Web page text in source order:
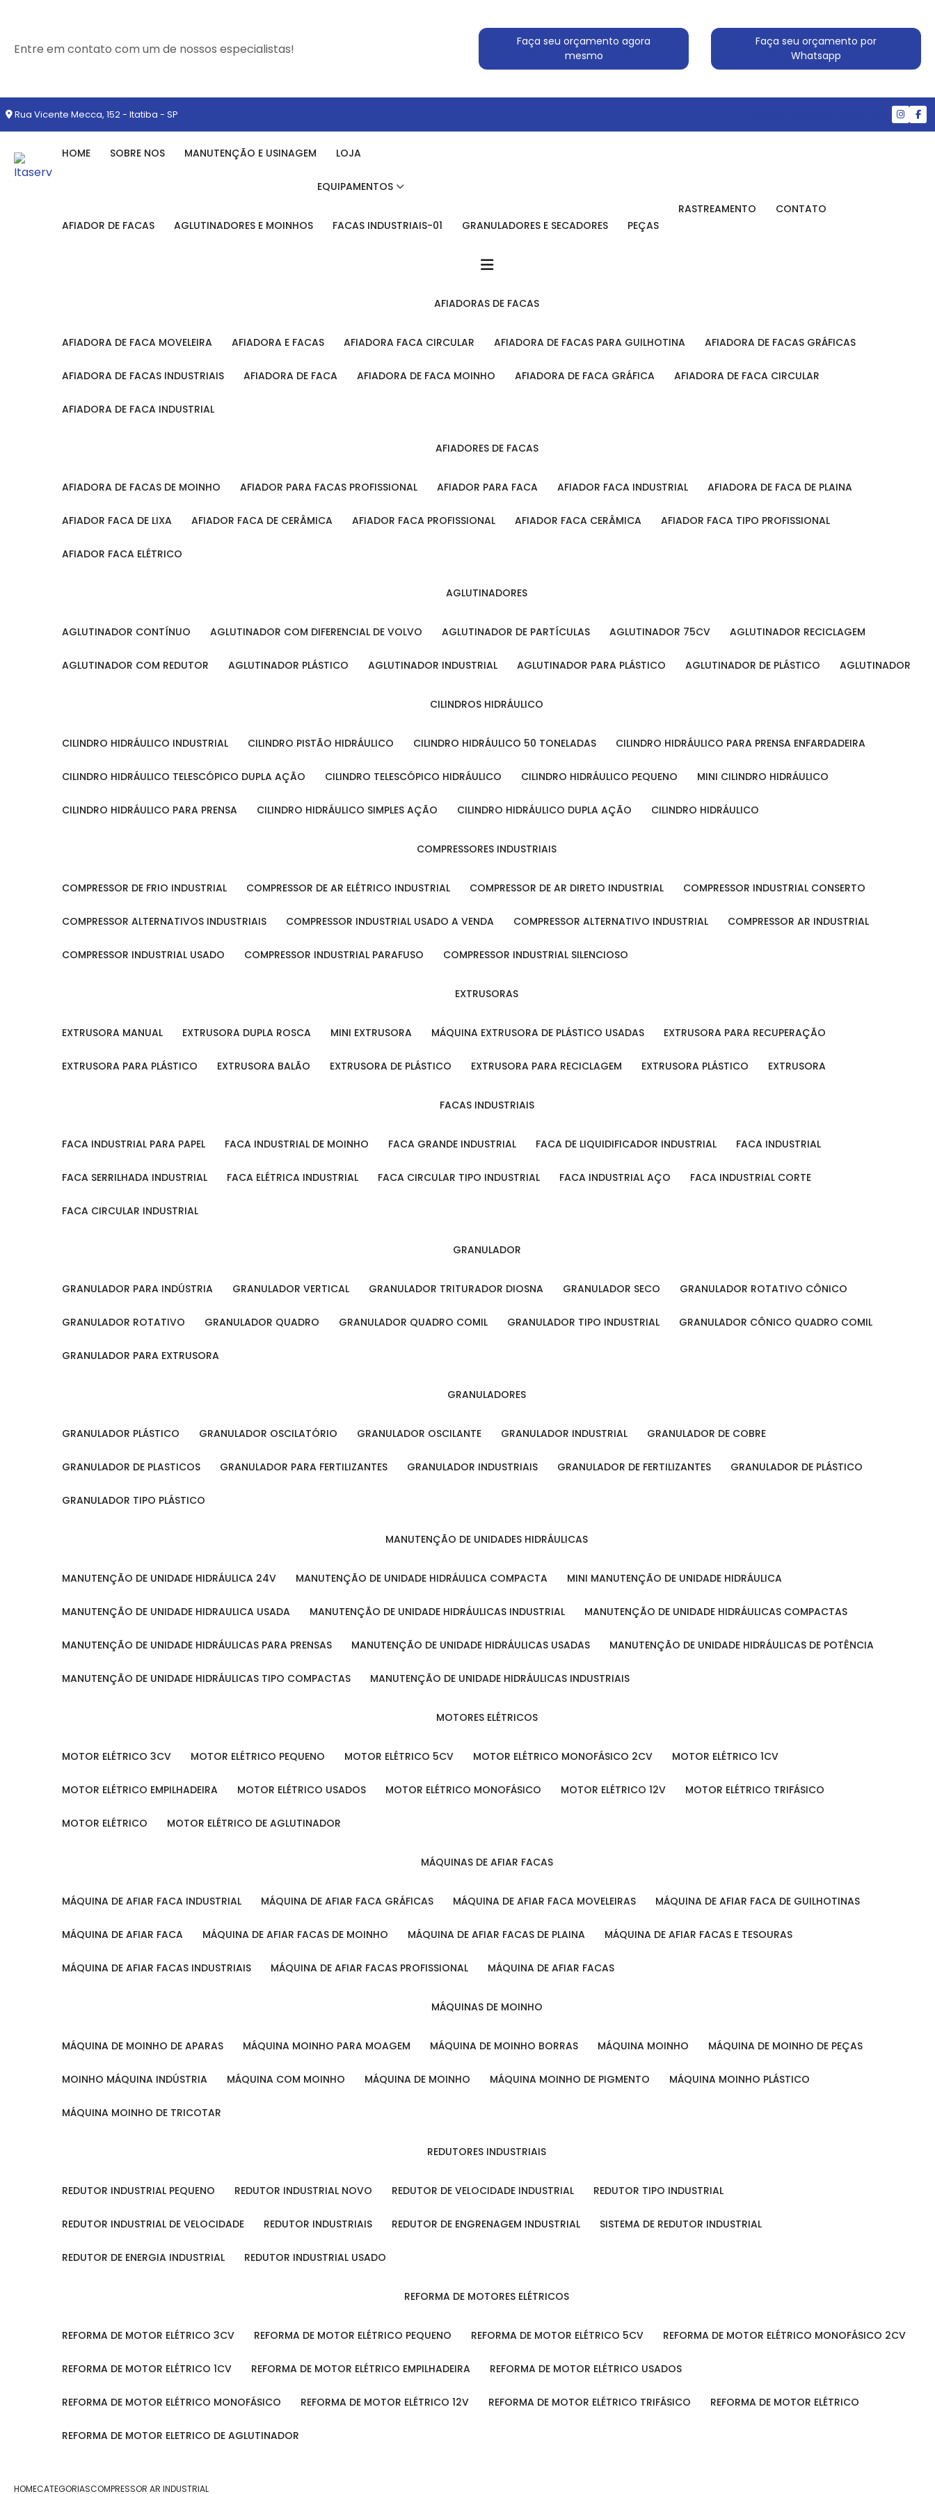
Entre em contato com um de nossos especialistas!
Faça seu orçamento agora
mesmo
Faça seu orçamento por
Whatsapp
Rua Vicente Mecca, 152 - Itatiba - SP
HOME SOBRE NOS MANUTENÇÃO E USINAGEM LOJA
EQUIPAMENTOS
AFIADOR DE FACAS AGLUTINADORES E MOINHOS FACAS INDUSTRIAIS-01 GRANULADORES E SECADORES PEÇAS
RASTREAMENTO CONTATO
AFIADORAS DE FACAS
AFIADORA DE FACA MOVELEIRA AFIADORA E FACAS AFIADORA FACA CIRCULAR AFIADORA DE FACAS PARA GUILHOTINA AFIADORA DE FACAS GRÁFICAS
AFIADORA DE FACAS INDUSTRIAIS AFIADORA DE FACA AFIADORA DE FACA MOINHO AFIADORA DE FACA GRÁFICA AFIADORA DE FACA CIRCULAR
AFIADORA DE FACA INDUSTRIAL
AFIADORES DE FACAS
AFIADORA DE FACAS DE MOINHO AFIADOR PARA FACAS PROFISSIONAL AFIADOR PARA FACA AFIADOR FACA INDUSTRIAL AFIADORA DE FACA DE PLAINA
AFIADOR FACA DE LIXA AFIADOR FACA DE CERÂMICA AFIADOR FACA PROFISSIONAL AFIADOR FACA CERÂMICA AFIADOR FACA TIPO PROFISSIONAL
AFIADOR FACA ELÉTRICO
AGLUTINADORES
AGLUTINADOR CONTÍNUO AGLUTINADOR COM DIFERENCIAL DE VOLVO AGLUTINADOR DE PARTÍCULAS AGLUTINADOR 75CV AGLUTINADOR RECICLAGEM
AGLUTINADOR COM REDUTOR AGLUTINADOR PLÁSTICO AGLUTINADOR INDUSTRIAL AGLUTINADOR PARA PLÁSTICO AGLUTINADOR DE PLÁSTICO AGLUTINADOR
CILINDROS HIDRÁULICO
CILINDRO HIDRÁULICO INDUSTRIAL CILINDRO PISTÃO HIDRÁULICO CILINDRO HIDRÁULICO 50 TONELADAS CILINDRO HIDRÁULICO PARA PRENSA ENFARDADEIRA
CILINDRO HIDRÁULICO TELESCÓPICO DUPLA AÇÃO CILINDRO TELESCÓPICO HIDRÁULICO CILINDRO HIDRÁULICO PEQUENO MINI CILINDRO HIDRÁULICO
CILINDRO HIDRÁULICO PARA PRENSA CILINDRO HIDRÁULICO SIMPLES AÇÃO CILINDRO HIDRÁULICO DUPLA AÇÃO CILINDRO HIDRÁULICO
COMPRESSORES INDUSTRIAIS
COMPRESSOR DE FRIO INDUSTRIAL COMPRESSOR DE AR ELÉTRICO INDUSTRIAL COMPRESSOR DE AR DIRETO INDUSTRIAL COMPRESSOR INDUSTRIAL CONSERTO
COMPRESSOR ALTERNATIVOS INDUSTRIAIS COMPRESSOR INDUSTRIAL USADO A VENDA COMPRESSOR ALTERNATIVO INDUSTRIAL COMPRESSOR AR INDUSTRIAL
COMPRESSOR INDUSTRIAL USADO COMPRESSOR INDUSTRIAL PARAFUSO COMPRESSOR INDUSTRIAL SILENCIOSO
EXTRUSORAS
EXTRUSORA MANUAL EXTRUSORA DUPLA ROSCA MINI EXTRUSORA MÁQUINA EXTRUSORA DE PLÁSTICO USADAS EXTRUSORA PARA RECUPERAÇÃO
EXTRUSORA PARA PLÁSTICO EXTRUSORA BALÃO EXTRUSORA DE PLÁSTICO EXTRUSORA PARA RECICLAGEM EXTRUSORA PLÁSTICO EXTRUSORA
FACAS INDUSTRIAIS
FACA INDUSTRIAL PARA PAPEL FACA INDUSTRIAL DE MOINHO FACA GRANDE INDUSTRIAL FACA DE LIQUIDIFICADOR INDUSTRIAL FACA INDUSTRIAL
FACA SERRILHADA INDUSTRIAL FACA ELÉTRICA INDUSTRIAL FACA CIRCULAR TIPO INDUSTRIAL FACA INDUSTRIAL AÇO FACA INDUSTRIAL CORTE
FACA CIRCULAR INDUSTRIAL
GRANULADOR
GRANULADOR PARA INDÚSTRIA GRANULADOR VERTICAL GRANULADOR TRITURADOR DIOSNA GRANULADOR SECO GRANULADOR ROTATIVO CÔNICO
GRANULADOR ROTATIVO GRANULADOR QUADRO GRANULADOR QUADRO COMIL GRANULADOR TIPO INDUSTRIAL GRANULADOR CÔNICO QUADRO COMIL
GRANULADOR PARA EXTRUSORA
GRANULADORES
GRANULADOR PLÁSTICO GRANULADOR OSCILATÓRIO GRANULADOR OSCILANTE GRANULADOR INDUSTRIAL GRANULADOR DE COBRE
GRANULADOR DE PLASTICOS GRANULADOR PARA FERTILIZANTES GRANULADOR INDUSTRIAIS GRANULADOR DE FERTILIZANTES GRANULADOR DE PLÁSTICO
GRANULADOR TIPO PLÁSTICO
MANUTENÇÃO DE UNIDADES HIDRÁULICAS
MANUTENÇÃO DE UNIDADE HIDRÁULICA 24V MANUTENÇÃO DE UNIDADE HIDRÁULICA COMPACTA MINI MANUTENÇÃO DE UNIDADE HIDRÁULICA
MANUTENÇÃO DE UNIDADE HIDRAULICA USADA MANUTENÇÃO DE UNIDADE HIDRÁULICAS INDUSTRIAL MANUTENÇÃO DE UNIDADE HIDRÁULICAS COMPACTAS
MANUTENÇÃO DE UNIDADE HIDRÁULICAS PARA PRENSAS MANUTENÇÃO DE UNIDADE HIDRÁULICAS USADAS MANUTENÇÃO DE UNIDADE HIDRÁULICAS DE POTÊNCIA
MANUTENÇÃO DE UNIDADE HIDRÁULICAS TIPO COMPACTAS MANUTENÇÃO DE UNIDADE HIDRÁULICAS INDUSTRIAIS
MOTORES ELÉTRICOS
MOTOR ELÉTRICO 3CV MOTOR ELÉTRICO PEQUENO MOTOR ELÉTRICO 5CV MOTOR ELÉTRICO MONOFÁSICO 2CV MOTOR ELÉTRICO 1CV
MOTOR ELÉTRICO EMPILHADEIRA MOTOR ELÉTRICO USADOS MOTOR ELÉTRICO MONOFÁSICO MOTOR ELÉTRICO 12V MOTOR ELÉTRICO TRIFÁSICO
MOTOR ELÉTRICO MOTOR ELÉTRICO DE AGLUTINADOR
MÁQUINAS DE AFIAR FACAS
MÁQUINA DE AFIAR FACA INDUSTRIAL MÁQUINA DE AFIAR FACA GRÁFICAS MÁQUINA DE AFIAR FACA MOVELEIRAS MÁQUINA DE AFIAR FACA DE GUILHOTINAS
MÁQUINA DE AFIAR FACA MÁQUINA DE AFIAR FACAS DE MOINHO MÁQUINA DE AFIAR FACAS DE PLAINA MÁQUINA DE AFIAR FACAS E TESOURAS
MÁQUINA DE AFIAR FACAS INDUSTRIAIS MÁQUINA DE AFIAR FACAS PROFISSIONAL MÁQUINA DE AFIAR FACAS
MÁQUINAS DE MOINHO
MÁQUINA DE MOINHO DE APARAS MÁQUINA MOINHO PARA MOAGEM MÁQUINA DE MOINHO BORRAS MÁQUINA MOINHO MÁQUINA DE MOINHO DE PEÇAS
MOINHO MÁQUINA INDÚSTRIA MÁQUINA COM MOINHO MÁQUINA DE MOINHO MÁQUINA MOINHO DE PIGMENTO MÁQUINA MOINHO PLÁSTICO
MÁQUINA MOINHO DE TRICOTAR
REDUTORES INDUSTRIAIS
REDUTOR INDUSTRIAL PEQUENO REDUTOR INDUSTRIAL NOVO REDUTOR DE VELOCIDADE INDUSTRIAL REDUTOR TIPO INDUSTRIAL
REDUTOR INDUSTRIAL DE VELOCIDADE REDUTOR INDUSTRIAIS REDUTOR DE ENGRENAGEM INDUSTRIAL SISTEMA DE REDUTOR INDUSTRIAL
REDUTOR DE ENERGIA INDUSTRIAL REDUTOR INDUSTRIAL USADO
REFORMA DE MOTORES ELÉTRICOS
REFORMA DE MOTOR ELÉTRICO 3CV REFORMA DE MOTOR ELÉTRICO PEQUENO REFORMA DE MOTOR ELÉTRICO 5CV REFORMA DE MOTOR ELÉTRICO MONOFÁSICO 2CV
REFORMA DE MOTOR ELÉTRICO 1CV REFORMA DE MOTOR ELÉTRICO EMPILHADEIRA REFORMA DE MOTOR ELÉTRICO USADOS
REFORMA DE MOTOR ELÉTRICO MONOFÁSICO REFORMA DE MOTOR ELÉTRICO 12V REFORMA DE MOTOR ELÉTRICO TRIFÁSICO REFORMA DE MOTOR ELÉTRICO
REFORMA DE MOTOR ELETRICO DE AGLUTINADOR
HOMECATEGORIASCOMPRESSOR AR INDUSTRIAL